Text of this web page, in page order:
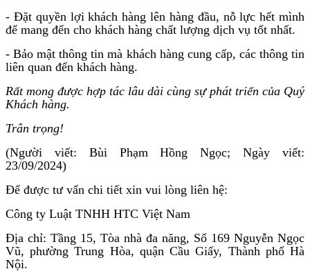
- Đặt quyền lợi khách hàng lên hàng đầu, nỗ lực hết mình
để mang đến cho khách hàng chất lượng dịch vụ tốt nhất.
- Bảo mật thông tin mà khách hàng cung cấp, các thông tin
liên quan đến khách hàng.
Rất mong được hợp tác lâu dài cùng sự phát triển của Quý
Khách hàng.
Trân trọng!
(Người viết: Bùi Phạm Hồng Ngọc; Ngày viết:
23/09/2024)
Để được tư vấn chi tiết xin vui lòng liên hệ:
Công ty Luật TNHH HTC Việt Nam
Địa chỉ: Tầng 15, Tòa nhà đa năng, Số 169 Nguyễn Ngọc
Vũ, phường Trung Hòa, quận Cầu Giấy, Thành phố Hà
Nội.